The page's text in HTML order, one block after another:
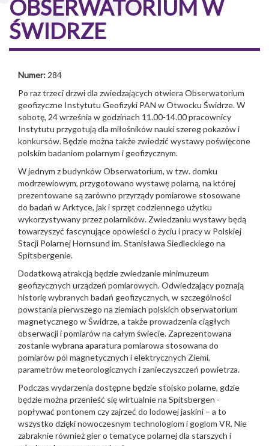
OBSERWATORIUM W
ŚWIDRZE
Numer: 284
Po raz trzeci drzwi dla zwiedzających otwiera Obserwatorium
geofizyczne Instytutu Geofizyki PAN w Otwocku Świdrze. W
sobotę, 24 września w godzinach 11.00-14.00 pracownicy
Instytutu przygotują dla miłośników nauki szereg pokazów i
konkursów. Będzie można także zwiedzić wystawy poświęcone
polskim badaniom polarnym i geofizycznym.
W jednym z budynków Obserwatorium, w tzw. domku
modrzewiowym, przygotowano wystawę polarną, na której
prezentowane są zarówno przyrządy pomiarowe stosowane
do badań w Arktyce, jak i sprzęt codziennego użytku
wykorzystywany przez polarników. Zwiedzaniu wystawy będą
towarzyszyć fascynujące opowieści o życiu i pracy w Polskiej
Stacji Polarnej Hornsund im. Stanisława Siedleckiego na
Spitsbergenie.
Dodatkową atrakcją będzie zwiedzanie minimuzeum
geofizycznych urządzeń pomiarowych. Odwiedzający poznają
historię wybranych badań geofizycznych, w szczególności
powstania pierwszego na ziemiach polskich obserwatorium
magnetycznego w Świdrze, a także prowadzenia ciągłych
obserwacji i pomiarów na całym świecie. Zaprezentowana
zostanie wybrana aparatura pomiarowa stosowana do
pomiarów pól magnetycznych i elektrycznych Ziemi,
parametrów meteorologicznych i zanieczyszczeń powietrza.
Podczas wydarzenia dostępne będzie stoisko polarne, gdzie
będzie można przenieść się wirtualnie na Spitsbergen -
popływać pontonem czy zajrzeć do lodowej jaskini – a to
wszystko dzięki nowoczesnym technologiom i goglom VR. Nie
zabraknie również gier o tematyce polarnej dla starszych i